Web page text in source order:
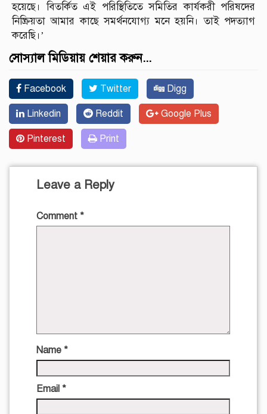
হয়েছে। বিতর্কিত এই পরিস্থিতিতে সমিতির কার্যকরী পরিষদের
নিষ্ক্রিয়তা আমার কাছে সমর্থনযোগ্য মনে হয়নি। তাই পদত্যাগ
করেছি।’
সোস্যাল মিডিয়ায় শেয়ার করুন...
Facebook Twitter Digg
Linkedin Reddit Google Plus
Pinterest Print
Leave a Reply
Comment *
Name *
Email *